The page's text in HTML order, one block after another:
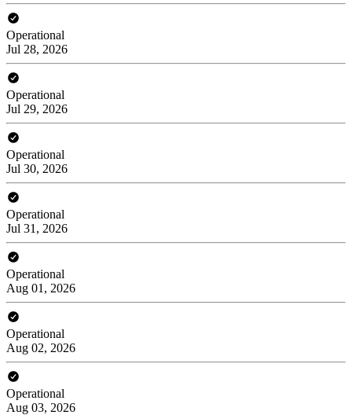
Operational
Jul 28, 2026
Operational
Jul 29, 2026
Operational
Jul 30, 2026
Operational
Jul 31, 2026
Operational
Aug 01, 2026
Operational
Aug 02, 2026
Operational
Aug 03, 2026